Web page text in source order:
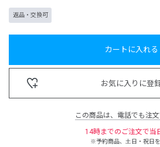
返品・交換可
カートに入れる
お気に入りに登
この商品は、電話でも注
14時までのご注文で当
※予約商品、土日・祝日を